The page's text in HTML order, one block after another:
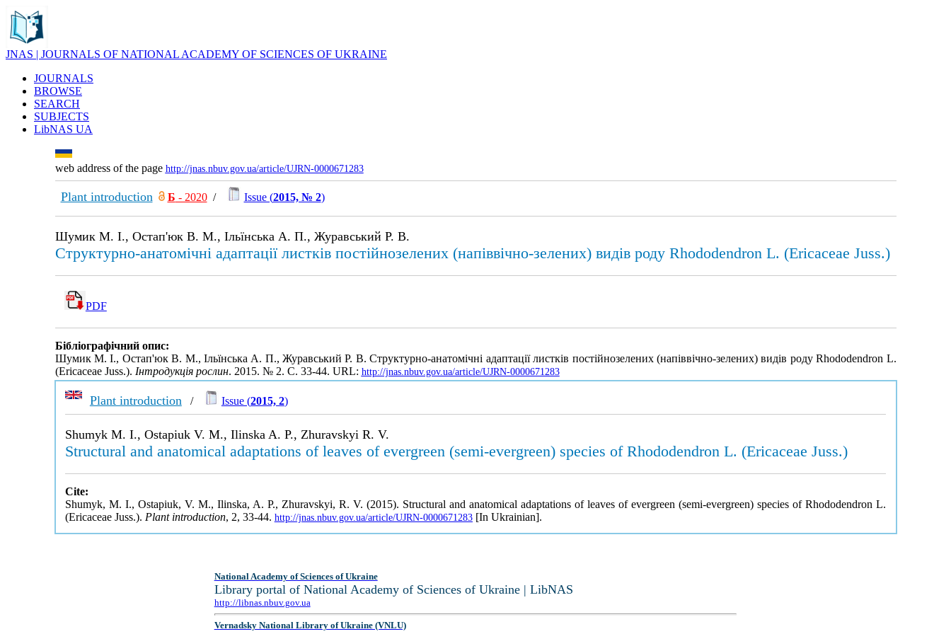
JNAS | JOURNALS OF NATIONAL ACADEMY OF SCIENCES OF UKRAINE
JOURNALS
BROWSE
SEARCH
SUBJECTS
LibNAS UA
web address of the page http://jnas.nbuv.gov.ua/article/UJRN-0000671283
Plant introduction Б - 2020/ Issue (2015, № 2)
Шумик М. І., Остап'юк В. М., Ільїнська А. П., Журавський Р. В.
Структурно-анатомічні адаптації листків постійнозелених (напіввічно-зелених) видів роду Rhododendron L. (Ericaceae Juss.)
PDF
Бібліографічний опис:
Шумик М. І., Остап'юк В. М., Ільїнська А. П., Журавський Р. В. Структурно-анатомічні адаптації листків постійнозелених (напіввічно-зелених) видів роду Rhododendron L.
(Ericaceae Juss.). Інтродукція рослин. 2015. № 2. С. 33-44. URL: http://jnas.nbuv.gov.ua/article/UJRN-0000671283
Plant introduction / Issue (2015, 2)
Shumyk M. I., Ostapiuk V. M., Ilinska A. P., Zhuravskyi R. V.
Structural and anatomical adaptations of leaves of evergreen (semi-evergreen) species of Rhododendron L. (Ericaceae Juss.)
Cite:
Shumyk, M. I., Ostapiuk, V. M., Ilinska, A. P., Zhuravskyi, R. V. (2015). Structural and anatomical adaptations of leaves of evergreen (semi-evergreen) species of Rhododendron L.
(Ericaceae Juss.). Plant introduction, 2, 33-44. http://jnas.nbuv.gov.ua/article/UJRN-0000671283[In Ukrainian].
National Academy of Sciences of Ukraine
Library portal of National Academy of Sciences of Ukraine | LibNAS
http://libnas.nbuv.gov.ua
Vernadsky National Library of Ukraine (VNLU)